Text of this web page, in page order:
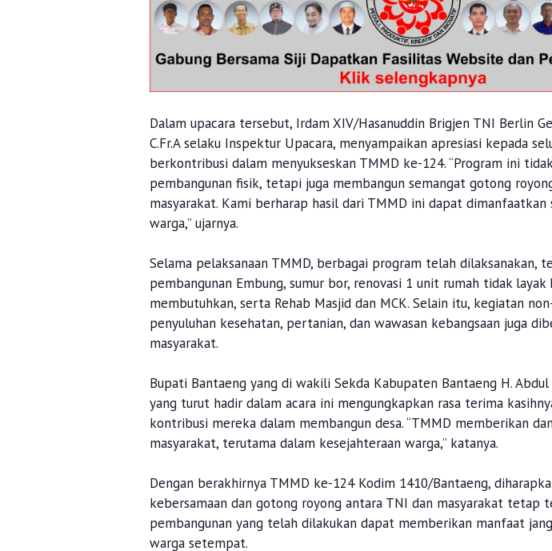
Dalam upacara tersebut, Irdam XIV/Hasanuddin Brigjen TNI Berlin
C.Fr.A selaku Inspektur Upacara, menyampaikan apresiasi kepada
berkontribusi dalam menyukseskan TMMD ke-124. “Program ini
pembangunan fisik, tetapi juga membangun semangat gotong
masyarakat. Kami berharap hasil dari TMMD ini dapat dimanfaatkan
warga,” ujarnya.
Selama pelaksanaan TMMD, berbagai program telah dilaksanakan,
pembangunan Embung, sumur bor, renovasi 1 unit rumah tidak
membutuhkan, serta Rehab Masjid dan MCK. Selain itu, kegiatan
penyuluhan kesehatan, pertanian, dan wawasan kebangsaan juga
masyarakat.
Bupati Bantaeng yang di wakili Sekda Kabupaten Bantaeng H. Abdul
yang turut hadir dalam acara ini mengungkapkan rasa terima
kontribusi mereka dalam membangun desa. “TMMD memberikan
masyarakat, terutama dalam kesejahteraan warga,” katanya.
Dengan berakhirnya TMMD ke-124 Kodim 1410/Bantaeng,
kebersamaan dan gotong royong antara TNI dan masyarakat tetap
pembangunan yang telah dilakukan dapat memberikan manfaat
warga setempat.